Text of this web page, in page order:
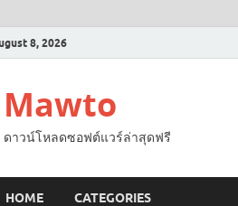
8, 2026
Mawto
ดาวน์โหลดซอฟต์แวร์ล่าสุดฟรี
HOME CATEGORIES